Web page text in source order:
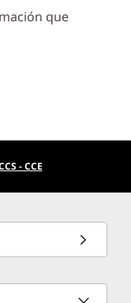
de nuevas
que
- CCE